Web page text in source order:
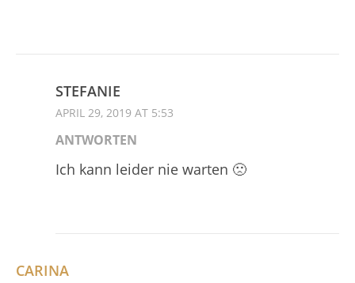
STEFANIE
APRIL 29, 2019 AT 5:53
ANTWORTEN
Ich kann leider nie warten 🙁
CARINA